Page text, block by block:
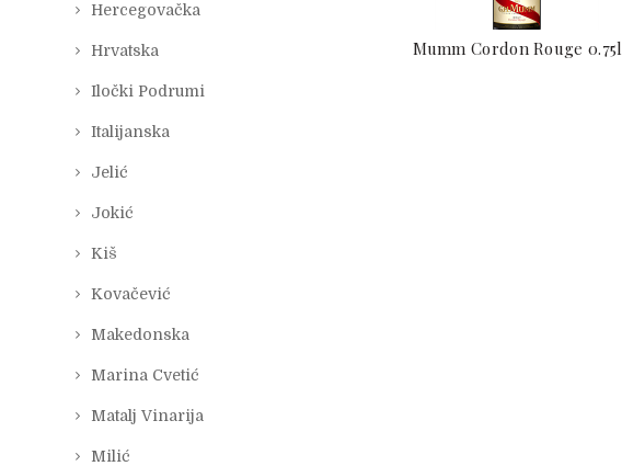
Mumm Cordon Rouge 0.75l
Hercegovačka
Hrvatska
Iločki Podrumi
Italijanska
Jelić
Jokić
Kiš
Kovačević
Makedonska
Marina Cvetić
Matalj Vinarija
Milić